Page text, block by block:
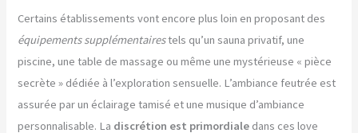
Certains établissements vont encore plus loin en proposant des
équipements supplémentairestels qu’un sauna privatif, une
piscine, une table de massage ou même une mystérieuse « pièce
secrète » dédiée à l’exploration sensuelle. L’ambiance feutrée est
assurée par un éclairage tamisé et une musique d’ambiance
personnalisable. La discrétion est primordiale dans ces love